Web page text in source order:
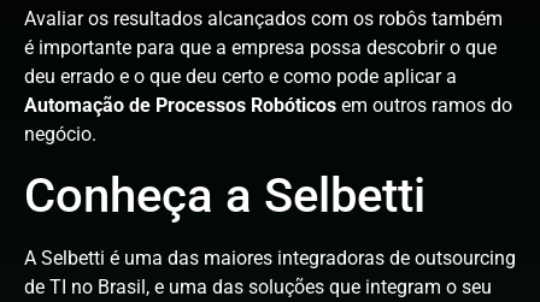
Avaliar os resultados alcançados com os robôs também
é importante para que a empresa possa descobrir o que
deu errado e o que deu certo e como pode aplicar a
Automação de Processos Robóticos em outros ramos do
negócio.
Conheça a Selbetti
A Selbetti é uma das maiores integradoras de outsourcing
de TI no Brasil, e uma das soluções que integram o seu